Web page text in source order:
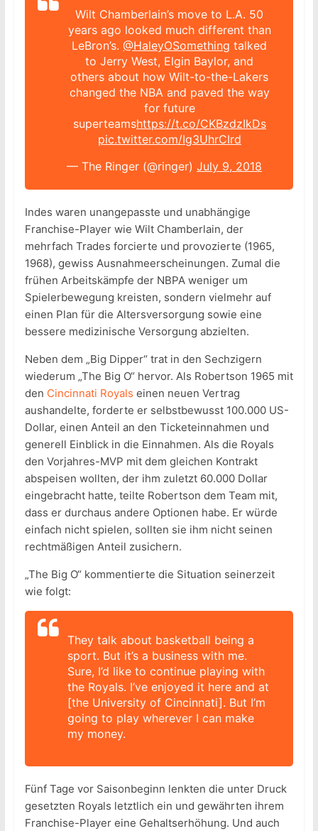
Wilt Chamberlain’s move to L.A. 50
years ago looked much different than
LeBron’s.@HaleyOSomething talked
to Jerry West, Elgin Baylor, and
others about how Wilt-to-the-Lakers
changed the NBA and paved the way
for future
superteamshttps://t.co/CKBzdzIkDs
pic.twitter.com/Ig3UhrCIrd
— The Ringer (@ringer) July 9, 2018
Indes waren unangepasste und unabhängige
Franchise-Player wie Wilt Chamberlain, der
mehrfach Trades forcierte und provozierte (1965,
1968), gewiss Ausnahmeerscheinungen. Zumal die
frühen Arbeitskämpfe der NBPA weniger um
Spielerbewegung kreisten, sondern vielmehr auf
einen Plan für die Altersversorgung sowie eine
bessere medizinische Versorgung abzielten.
Neben dem „Big Dipper“ trat in den Sechzigern
wiederum „The Big O“ hervor. Als Robertson 1965 mit
den Cincinnati Royals einen neuen Vertrag
aushandelte, forderte er selbstbewusst 100.000 US-
Dollar, einen Anteil an den Ticketeinnahmen und
generell Einblick in die Einnahmen. Als die Royals
den Vorjahres-MVP mit dem gleichen Kontrakt
abspeisen wollten, der ihm zuletzt 60.000 Dollar
eingebracht hatte, teilte Robertson dem Team mit,
dass er durchaus andere Optionen habe. Er würde
einfach nicht spielen, sollten sie ihm nicht seinen
rechtmäßigen Anteil zusichern.
„The Big O“ kommentierte die Situation seinerzeit
wie folgt:
They talk about basketball being a
sport. But it’s a business with me.
Sure, I’d like to continue playing with
the Royals. I’ve enjoyed it here and at
[the University of Cincinnati]. But I’m
going to play wherever I can make
my money.
Fünf Tage vor Saisonbeginn lenkten die unter Druck
gesetzten Royals letztlich ein und gewährten ihrem
Franchise-Player eine Gehaltserhöhung. Und auch